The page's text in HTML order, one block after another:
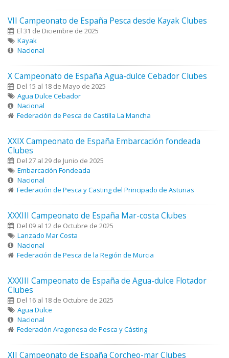
VII Campeonato de España Pesca desde Kayak Clubes
El 31 de Diciembre de 2025
Kayak
Nacional
X Campeonato de España Agua-dulce Cebador Clubes
Del 15 al 18 de Mayo de 2025
Agua Dulce Cebador
Nacional
Federación de Pesca de Castilla La Mancha
XXIX Campeonato de España Embarcación fondeada
Clubes
Del 27 al 29 de Junio de 2025
Embarcación Fondeada
Nacional
Federación de Pesca y Casting del Principado de Asturias
XXXIII Campeonato de España Mar-costa Clubes
Del 09 al 12 de Octubre de 2025
Lanzado Mar Costa
Nacional
Federación de Pesca de la Región de Murcia
XXXIII Campeonato de España de Agua-dulce Flotador
Clubes
Del 16 al 18 de Octubre de 2025
Agua Dulce
Nacional
Federación Aragonesa de Pesca y Cásting
XII Campeonato de España Corcheo-mar Clubes